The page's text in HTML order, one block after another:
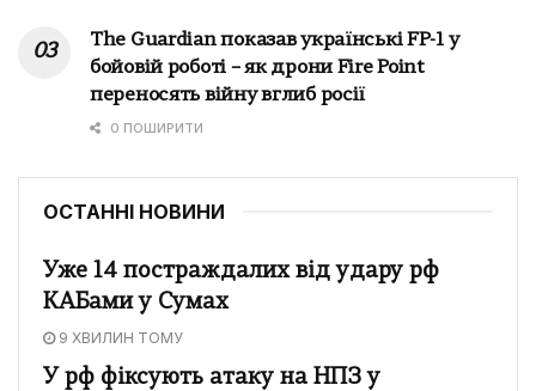
The Guardian показав українські FP-1 у
бойовій роботі – як дрони Fire Point
переносять війну вглиб росії
0 ПОШИРИТИ
ОСТАННІ НОВИНИ
Уже 14 постраждалих від удару рф
КАБами у Сумах
9 ХВИЛИН ТОМУ
У рф фіксують атаку на НПЗ у